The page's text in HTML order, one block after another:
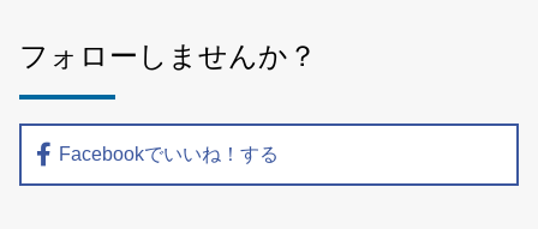
フォローしませんか？
Facebookでいいね！する